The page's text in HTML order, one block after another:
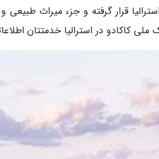
قرار گرفته و جزء میراث طبیعی
ملی کاکادو در استرالیا خدمتتان